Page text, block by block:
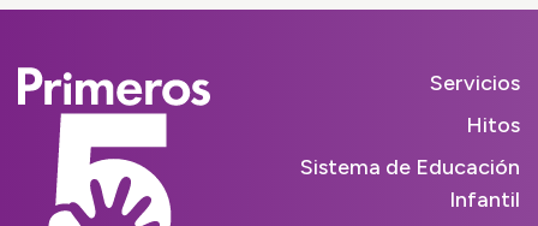
Servicios
Hitos
Sistema de Educación
Infantil